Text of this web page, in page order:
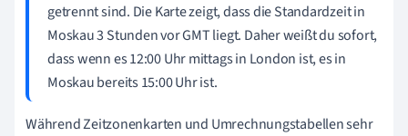
getrennt sind. Die Karte zeigt, dass die Standardzeit in
Moskau 3 Stunden vor GMT liegt. Daher weißt du sofort,
dass wenn es 12:00 Uhr mittags in London ist, es in
Moskau bereits 15:00 Uhr ist.
Während Zeitzonenkarten und Umrechnungstabellen sehr